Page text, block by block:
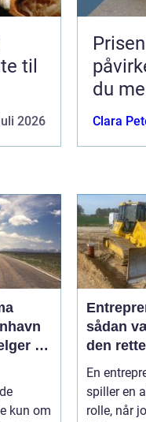
til
2026
Prisen
du
Clara
du
kun om
sådan
den
projekt
En
spiller en
rolle, når